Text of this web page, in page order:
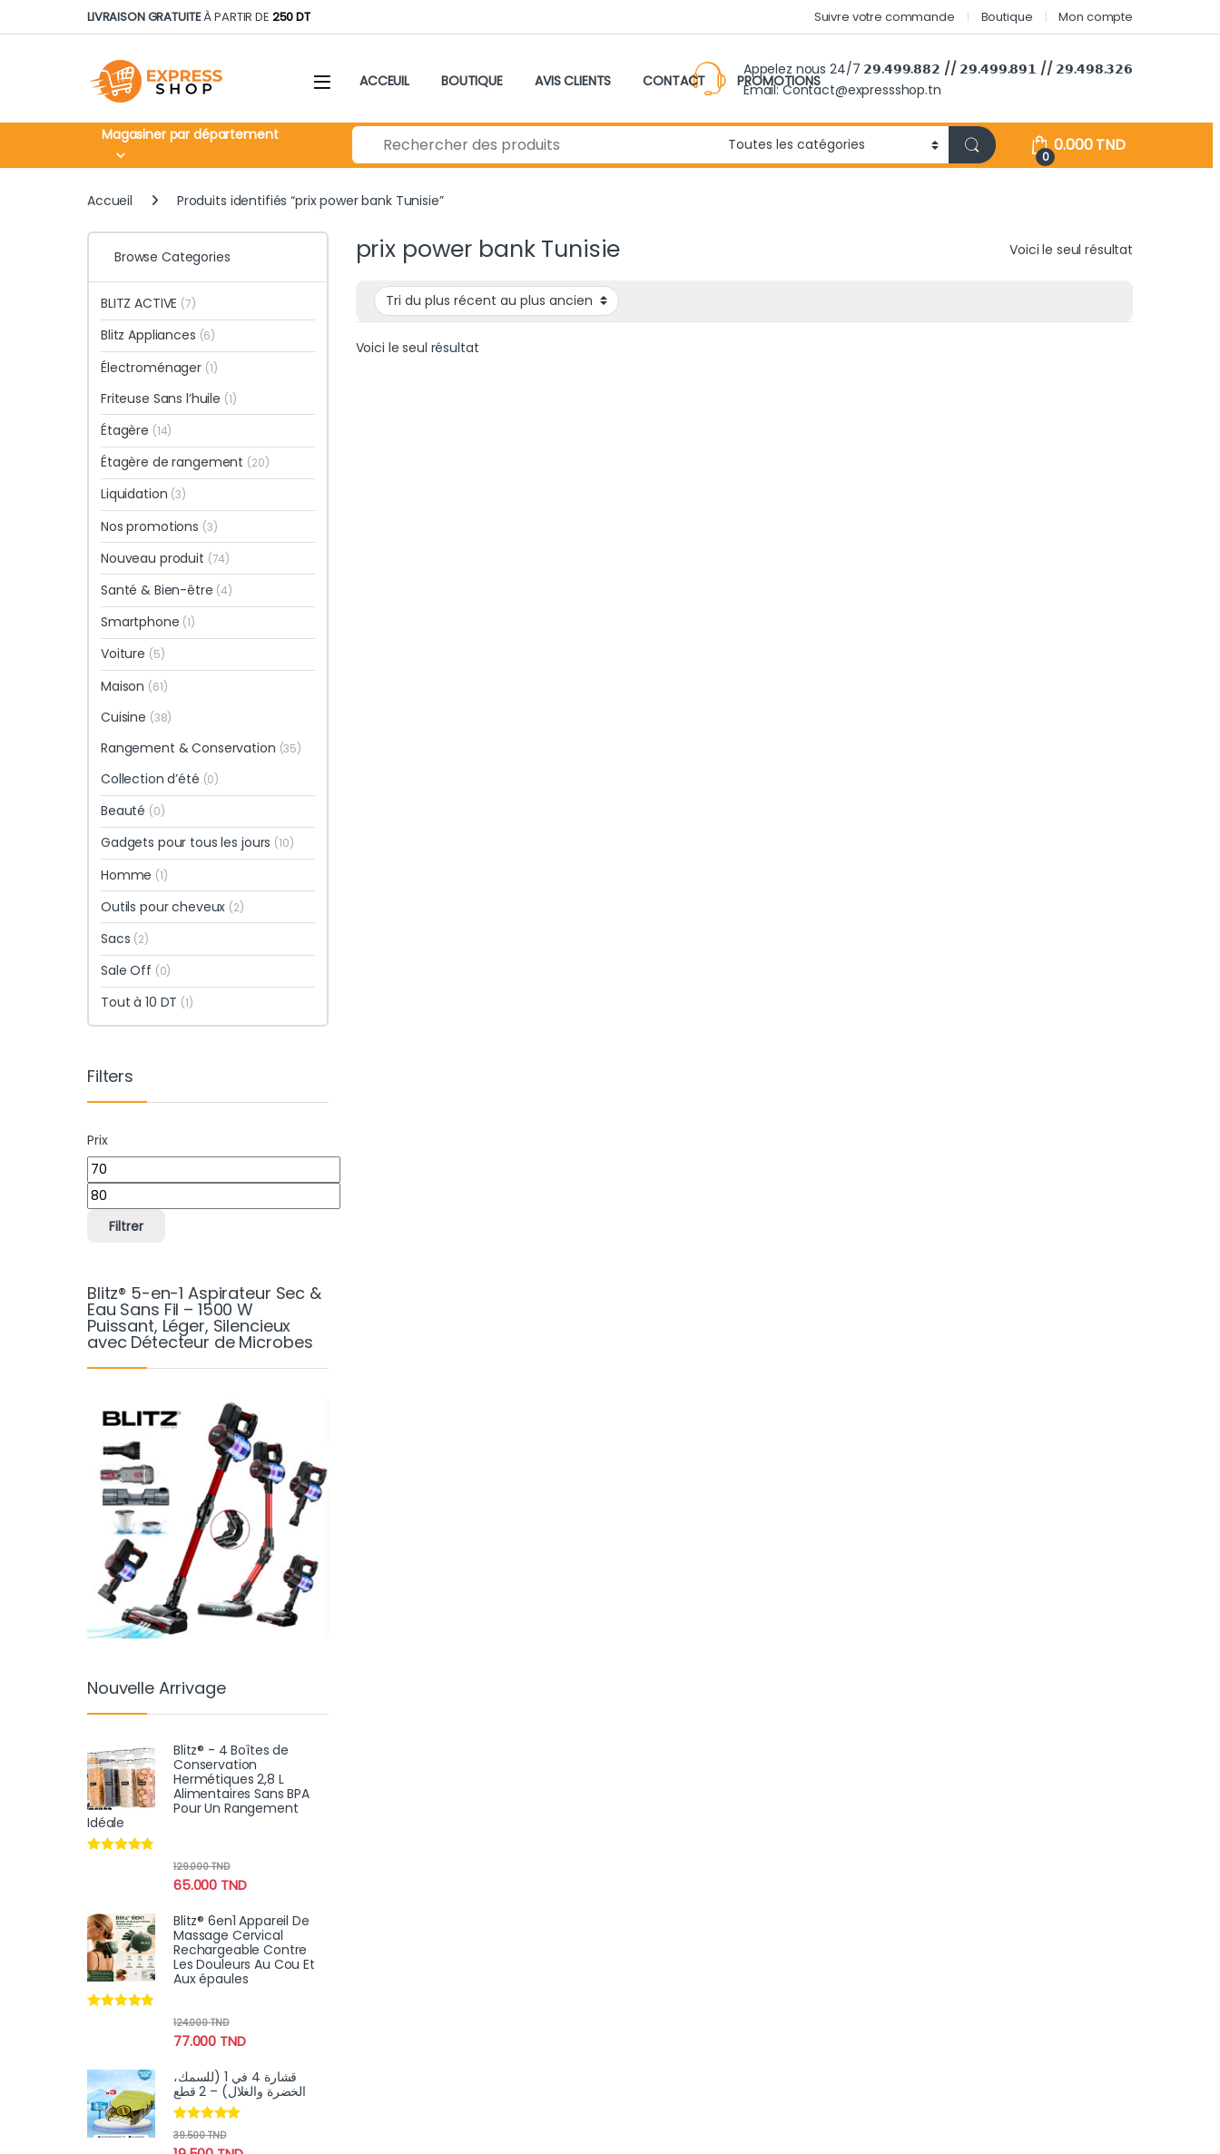
Skip to navigation
Skip to contentLIVRAISON GRATUITEÀ PARTIR DE 250 DT Suivre votre commande Boutique Mon compte
ACCEUIL BOUTIQUE AVIS CLIENTS CONTACT PROMOTIONS
Appelez nous 24/7 𝟮𝟵.𝟰𝟵𝟵.𝟴𝟴𝟮 // 𝟮𝟵.𝟰𝟵𝟵.𝟴𝟵𝟭 // 𝟮𝟵.𝟰𝟵𝟴.𝟯𝟮𝟲
Email: Contact@expressshop.tn
Magasiner par département Search for:
0
0.000TND
Accueil Produits identifiés “prix power bank Tunisie”
prix power bank Tunisie Voici le seul résultat
Voici le seul résultat
Browse Categories
BLITZ ACTIVE (7)
Blitz Appliances (6)
Électroménager (1)
Friteuse Sans l’huile (1)
Étagère (14)
Étagère de rangement (20)
Liquidation (3)
Nos promotions (3)
Nouveau produit (74)
Santé & Bien-être (4)
Smartphone (1)
Voiture (5)
Maison (61)
Cuisine (38)
Rangement & Conservation (35)
Collection d’été (0)
Beauté (0)
Gadgets pour tous les jours (10)
Homme (1)
Outils pour cheveux (2)
Sacs (2)
Sale Off (0)
Tout à 10 DT (1)
Filters
Prix
Prix min
Prix max
Filtrer
Blitz® 5-en-1 Aspirateur Sec &
Eau Sans Fil – 1500 W
Puissant, Léger, Silencieux
avec Détecteur de Microbes
Nouvelle Arrivage
Blitz® - 4 Boîtes de
Conservation
Hermétiques 2,8 L
Alimentaires Sans BPA
Pour Un Rangement
Idéale
65.000 TND
129.000TND
Blitz® 6en1 Appareil De
Massage Cervical
Rechargeable Contre
Les Douleurs Au Cou Et
Aux épaules
77.000 TND
124.000TND
قشارة 4 في 1 (للسمك،
الخضرة والغلال) – 2 قطع
Note4.89
39.500TND